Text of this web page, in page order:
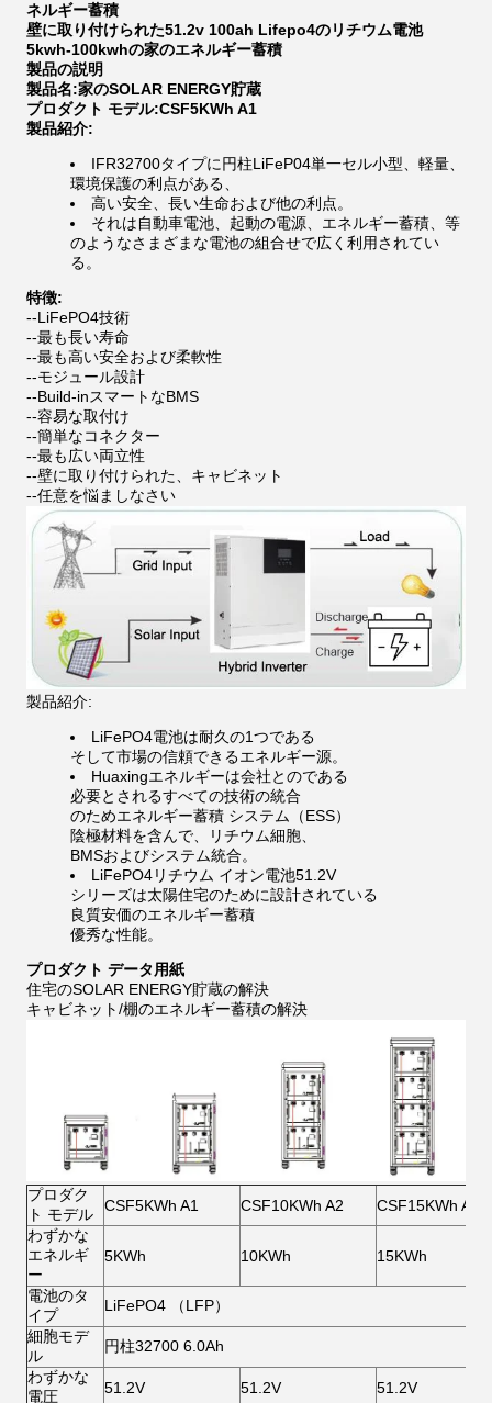
ネルギー蓄積
壁に取り付けられた51.2v 100ah Lifepo4のリチウム電池
5kwh-100kwhの家のエネルギー蓄積
製品の説明
製品名:家のSOLAR ENERGY貯蔵
プロダクト モデル:CSF5KWh A1
製品紹介:
IFR32700タイプに円柱LiFeP04単一セル小型、軽量、
環境保護の利点がある、
高い安全、長い生命および他の利点。
それは自動車電池、起動の電源、エネルギー蓄積、等
のようなさまざまな電池の組合せで広く利用されてい
る。
特徴:
--LiFePO4技術
--最も長い寿命
--最も高い安全および柔軟性
--モジュール設計
--Build-inスマートなBMS
--容易な取付け
--簡単なコネクター
--最も広い両立性
--壁に取り付けられた、キャビネット
--任意を悩ましなさい
製品紹介:
LiFePO4電池は耐久の1つである
そして市場の信頼できるエネルギー源。
Huaxingエネルギーは会社とのである
必要とされるすべての技術の統合
のためエネルギー蓄積 システム（ESS）
陰極材料を含んで、リチウム細胞、
BMSおよびシステム統合。
LiFePO4リチウム イオン電池51.2V
シリーズは太陽住宅のために設計されている
良質安価のエネルギー蓄積
優秀な性能。
プロダクト データ用紙
住宅のSOLAR ENERGY貯蔵の解決
キャビネット/棚のエネルギー蓄積の解決
プロダク
ト モデル
CSF5KWh A1 CSF10KWh A2
CSF15KWh A3
わずかな
エネルギ
ー
5KWh 10KWh 15KWh
電池のタ
イプ
LiFePO4 （LFP）
細胞モデ
ル
円柱32700 6.0Ah
わずかな
電圧
51.2V 51.2V 51.2V